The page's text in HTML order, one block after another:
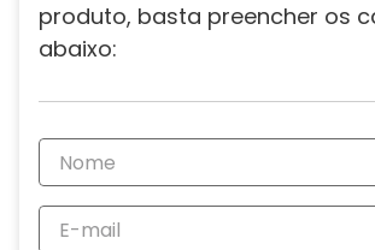
produto, basta preencher os
abaixo: